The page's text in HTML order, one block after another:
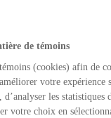
tournagede témoins
(cookies) afin de
votre expérience
d’analyser les statistiques
votre choix en